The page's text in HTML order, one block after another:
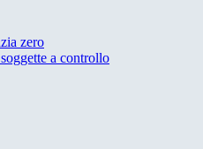
zero
a controllo